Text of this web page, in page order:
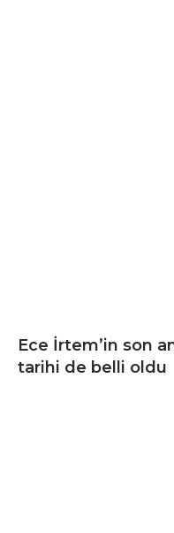
Ece İrtem’in son
tarihi de belli oldu